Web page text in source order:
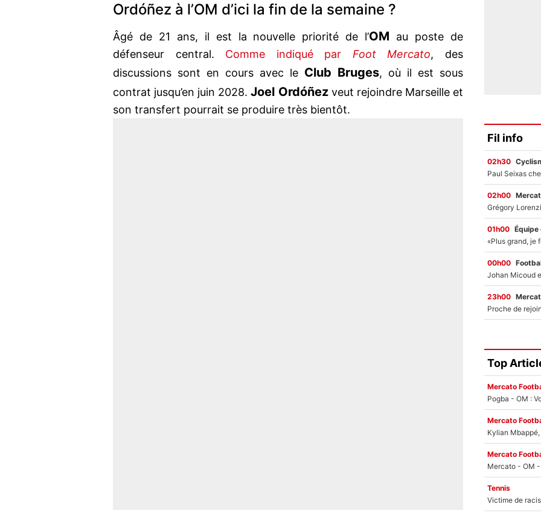
Ordóñez à l’OM d’ici la fin de la semaine ?
Âgé de 21 ans, il est la nouvelle priorité de l’OM au poste de
défenseur central. Comme indiqué par Foot Mercato, des
discussions sont en cours avec le Club Bruges, où il est sous
contrat jusqu’en juin 2028.Joel Ordóñezveut rejoindre Marseille et
son transfert pourrait se produire très bientôt.
Fil info
02h30
02h00
01h00 Équipe
00h00
23h00
Top
Mercato
Pogba - OM :
Mercato
Kylian
Mercato
Tennis